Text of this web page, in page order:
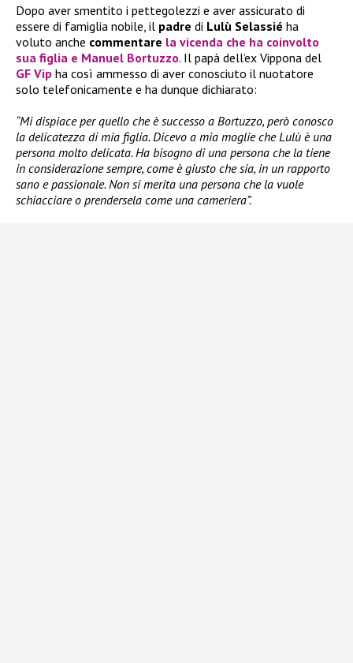
Dopo aver smentito i pettegolezzi e aver assicurato di
essere di famiglia nobile, il padre di Lulù Selassié ha
voluto anche commentare la vicenda che ha coinvolto
sua figlia e Manuel Bortuzzo. Il papà dell’ex Vippona del
GF Vip ha così ammesso di aver conosciuto il nuotatore
solo telefonicamente e ha dunque dichiarato:
“Mi dispiace per quello che è successo a Bortuzzo, però conosco
la delicatezza di mia figlia. Dicevo a mia moglie che Lulù è una
persona molto delicata. Ha bisogno di una persona che la tiene
in considerazione sempre, come è giusto che sia, in un rapporto
sano e passionale. Non si merita una persona che la vuole
schiacciare o prendersela come una cameriera”.